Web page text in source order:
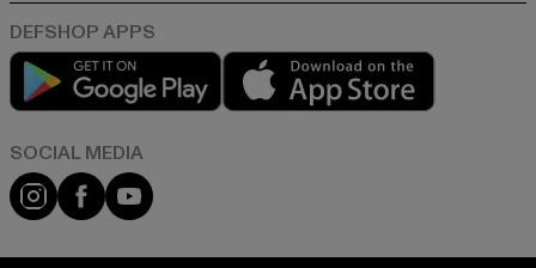
Play market
Instagram
FacebookYouTube